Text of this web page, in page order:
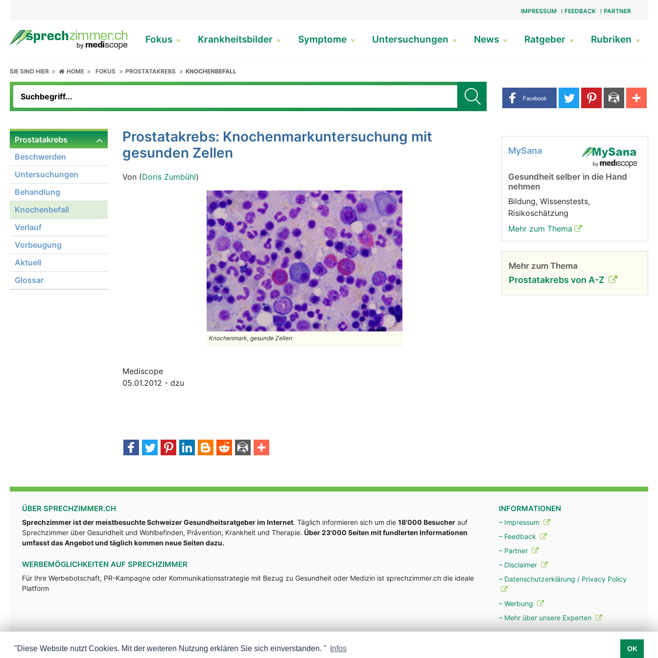
IMPRESSUM FEEDBACK PARTNER
Fokus Krankheitsbilder Symptome Untersuchungen News Ratgeber Rubriken
SIE SIND HIER HOME FOKUS PROSTATAKREBS KNOCHENBEFALL
Share buttons
Facebook
Prostatakrebs
Beschwerden
Untersuchungen
Behandlung
Knochenbefall
Verlauf
Vorbeugung
Aktuell
Glossar
Prostatakrebs: Knochenmarkuntersuchung mit
gesunden Zellen
Von (Doris Zumbühl)
Knochenmark, gesunde Zellen
Mediscope
05.01.2012 - dzu
MySana
Gesundheit selber in die Hand
nehmen
Bildung, Wissenstests,
Risikoschätzung
Mehr zum Thema
Mehr zum Thema
Prostatakrebs von A-Z
ÜBER SPRECHZIMMER.CH
Sprechzimmer ist der meistbesuchte Schweizer Gesundheitsratgeber im Internet. Täglich informieren sich um die 18'000 Besucher auf
Sprechzimmer über Gesundheit und Wohlbefinden, Prävention, Krankheit und Therapie. Über 23'000 Seiten mit fundlerten Informationen
umfasst das Angebot und täglich kommen neue Seiten dazu.
WERBEMÖGLICHKEITEN AUF SPRECHZIMMER
Für Ihre Werbebotschaft, PR-Kampagne oder Kommunikationsstrategie mit Bezug zu Gesundheit oder Medizin ist sprechzimmer.ch die ideale
Platform
INFORMATIONEN
– Impressum
– Feedback
– Partner
– Disclaimer
– Datenschutzerklärung / Privacy Policy
– Werbung
– Mehr über unsere Experten
"Diese Website nutzt Cookies. Mit der weiteren Nutzung erklären Sie sich einverstanden. " Infos OK